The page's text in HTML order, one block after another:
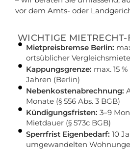
vor dem Amts- oder
WICHTIGE MIETRECHT-
Mietpreisbremse Berlin:
ortsüblicher Vergleichsmiete
Kappungsgrenze: max. 15
Jahren (Berlin)
Nebenkostenabrechnung:
Monate (§ 556 Abs. 3 BGB)
Kündigungsfristen: 3–9
Mietdauer (§ 573c BGB)
Sperrfrist Eigenbedarf: 10
umgewandelten